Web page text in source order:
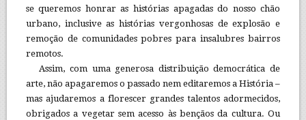
se queremos honrar as histórias apagadas do nosso chão
urbano, inclusive as histórias vergonhosas de explosão e
remoção de comunidades pobres para insalubres bairros
remotos.
Assim, com uma generosa distribuição democrática de
arte, não apagaremos o passado nem editaremos a História –
mas ajudaremos a florescer grandes talentos adormecidos,
obrigados a vegetar sem acesso às bençãos da cultura. Ou